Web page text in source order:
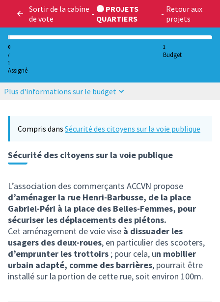
Sortir de la cabine
de vote
- 🔵 PROJETS
QUARTIERS
- Retour aux
projets
0
/
1
Assigné
1
Budget
Plus d'informations sur le budget
Compris dans Sécurité des citoyens sur la voie publique
Sécurité des citoyens sur la voie publique
L’association des commerçants ACCVN propose
d’aménager la rue Henri-Barbusse, de la place
Gabriel-Péri à la place des Belles-Femmes, pour
sécuriser les déplacements des piétons.
Cet aménagement de voie vise à dissuader les
usagers des deux-roues, en particulier des scooters,
d’emprunter les trottoirs ; pour cela, un mobilier
urbain adapté, comme des barrières, pourrait être
installé sur la portion de cette rue, soit environ 100m.